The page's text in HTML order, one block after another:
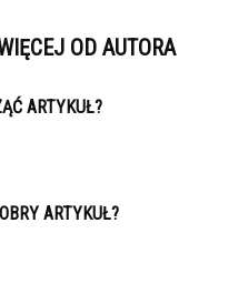
OD AUTORA
ARTYKUŁ?
ARTYKUŁ?